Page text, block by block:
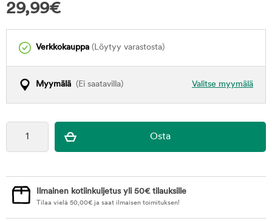
29,99€
Verkkokauppa (Löytyy varastosta)
Valitse myymälä
Myymälä (Ei saatavilla)
Ilmainen kotiinkuljetus yli 50€ tilauksille
Tilaa vielä 50,00€ ja saat ilmaisen toimituksen!